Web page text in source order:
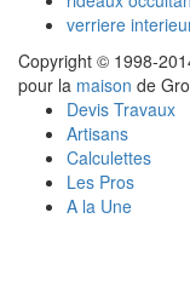
verriere
Copyright © 1998-
pour la maison de
Devis Travaux
Artisans
Calculettes
Les Pros
A la Une